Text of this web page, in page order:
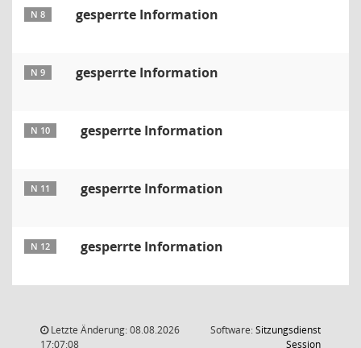
N 8 gesperrte Information
N 9 gesperrte Information
N 10 gesperrte Information
N 11 gesperrte Information
N 12 gesperrte Information
Letzte Änderung: 08.08.2026
17:07:08
Software:Sitzungsdienst
Session(Wird in